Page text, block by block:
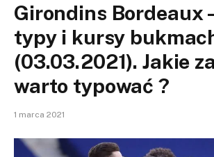
Girondins Bordeaux
typy i kursy
(03.03.2021). Jakie
warto typować ?
1 marca 2021